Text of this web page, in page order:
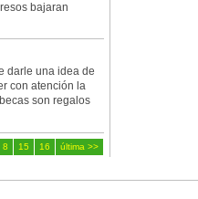
bajaran
darle una idea de
con atención la
son regalos
8 15 16 última >>